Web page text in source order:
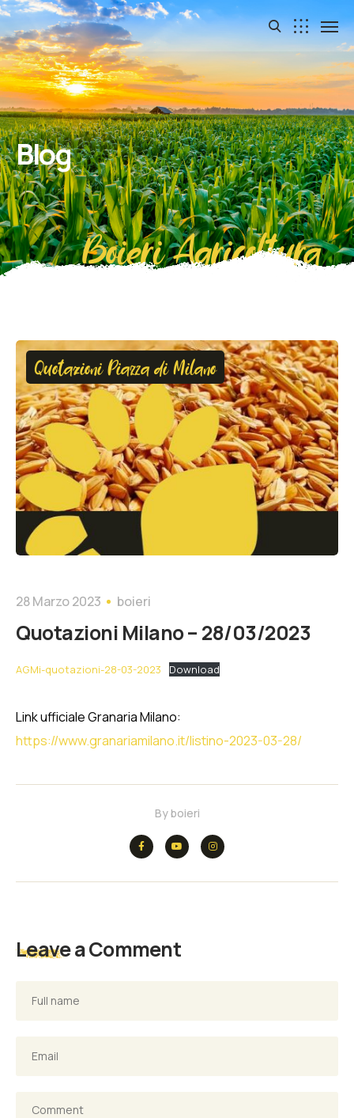
Blog
Boieri Agricoltura
Quotazioni Piazza di Milano
28 Marzo 2023 boieri
Quotazioni Milano – 28/03/2023
AGMi-quotazioni-28-03-2023 Download
Link ufficiale Granaria Milano:
https://www.granariamilano.it/listino-2023-03-28/
Byboieri
Leave a Comment